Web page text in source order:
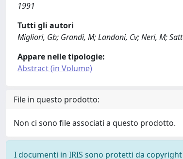
1991
Tutti gli autori
Migliori, Gb; Grandi, M; Landoni, Cv; Neri, M;
Appare nelle tipologie:
Abstract (in Volume)
File in questo prodotto:
Non ci sono file associati a questo prodotto.
I documenti in IRIS sono protetti da